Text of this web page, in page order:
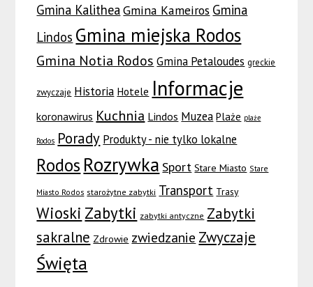
Gmina Kalithea Gmina Kameiros Gmina
Lindos Gmina miejska Rodos
Gmina Notia Rodos Gmina Petaloudes greckie
zwyczaje Historia Hotele Informacje
koronawirus Kuchnia Lindos Muzea Plaże plaże
Rodos Porady Produkty - nie tylko lokalne
Rodos Rozrywka Sport Stare Miasto Stare
Miasto Rodos starożytne zabytki Transport Trasy
Wioski Zabytki zabytki antyczne Zabytki
sakralne Zdrowie zwiedzanie Zwyczaje
Święta